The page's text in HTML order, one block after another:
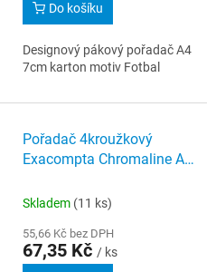
Do košíku
Designový pákový pořadač A4
7cm karton motiv Fotbal
Pořadač 4kroužkový
Exacompta Chromaline A4
barevné varianty
Skladem (11 ks)
55,66 Kč bez DPH
67,35 Kč / ks